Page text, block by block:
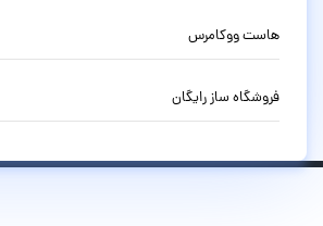
هاست ووکامرس
فروشگاه ساز رایگان